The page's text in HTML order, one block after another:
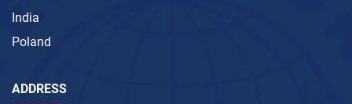
India
Poland
ADDRESS